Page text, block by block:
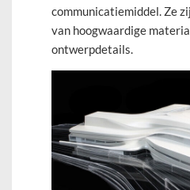
communicatiemiddel. Ze
van hoogwaardige
ontwerpdetails.